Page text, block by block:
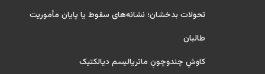
تحولات بدخشان؛ نشانه‌های سقوط یا پایان مأموریت
طالبان
کاوشِ چندو‌چونِ ماتریالیسم دیالکتیک